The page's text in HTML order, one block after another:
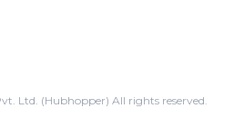
Ltd. (Hubhopper) All rights reserved.